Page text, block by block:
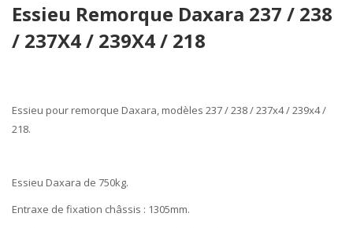
to
beginning
gallery
Essieu Remorque Daxara 237 / 238
/ 237X4 / 239X4 / 218
Essieu pour remorque Daxara, modèles 237 / 238 / 237x4 / 239x4 /
218.
Essieu Daxara de 750kg.
Entraxe de fixation châssis : 1305mm.